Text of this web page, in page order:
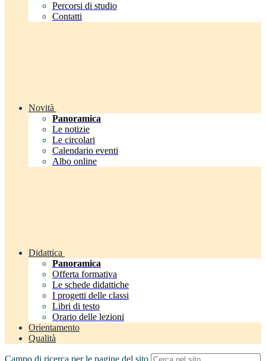
Percorsi di studio
Contatti
Novità
Panoramica
Le notizie
Le circolari
Calendario eventi
Albo online
Didattica
Panoramica
Offerta formativa
Le schede didattiche
I progetti delle classi
Libri di testo
Orario delle lezioni
Orientamento
Qualità